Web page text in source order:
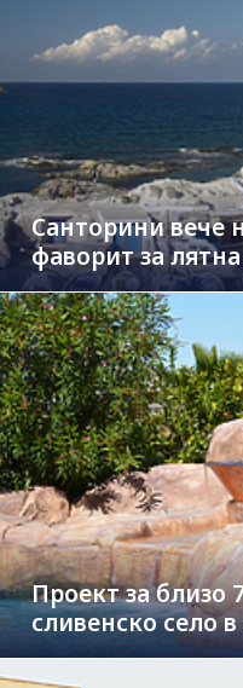
Санторини вече
фаворит за
Проект за близо
сливенско село